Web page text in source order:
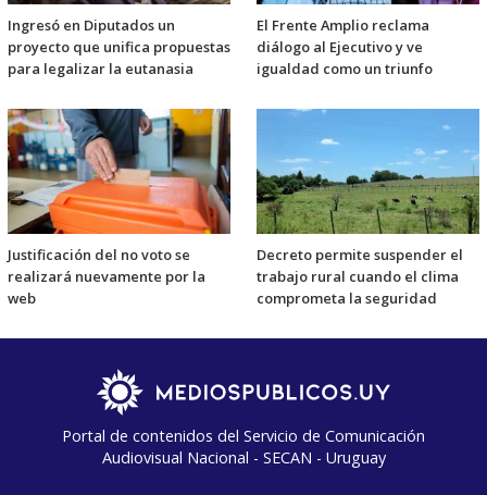
Ingresó en Diputados un
proyecto que unifica propuestas
para legalizar la eutanasia
El Frente Amplio reclama
diálogo al Ejecutivo y ve
igualdad como un triunfo
Justificación del no voto se
realizará nuevamente por la
web
Decreto permite suspender el
trabajo rural cuando el clima
comprometa la seguridad
Portal de contenidos del Servicio de Comunicación
Audiovisual Nacional - SECAN - Uruguay